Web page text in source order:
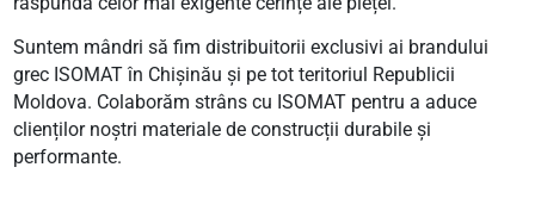
Suntem mândri să fim distribuitorii exclusivi ai brandului
grec ISOMAT în Chișinău și pe tot teritoriul Republicii
Moldova. Colaborăm strâns cu ISOMAT pentru a aduce
clienților noștri materiale de construcții durabile și
performante.